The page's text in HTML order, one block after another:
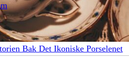
Bak Det Ikoniske Porselenet